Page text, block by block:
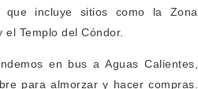
que incluye sitios como la Zona
Templo del Cóndor.
en bus a Aguas Calientes,
para almorzar y hacer compras.